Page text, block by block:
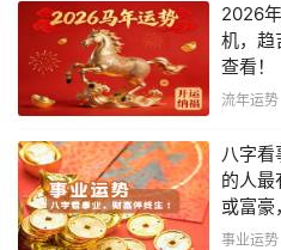
2026
机，趋
查看！
流年运势
八字
的人最
或富豪
下不利
事业运势